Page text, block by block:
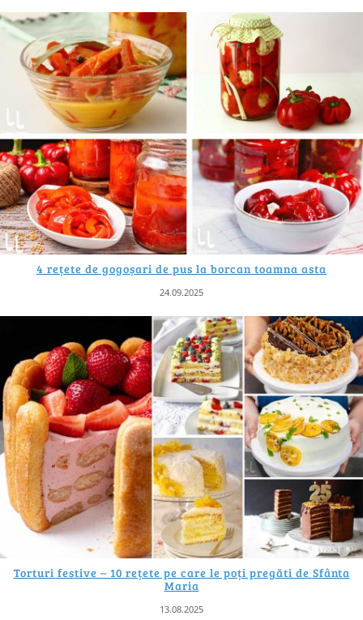
4 rețete de gogoșari de pus la borcan toamna asta
24.09.2025
Torturi festive – 10 rețete pe care le poți pregăti de Sfânta
Maria
13.08.2025